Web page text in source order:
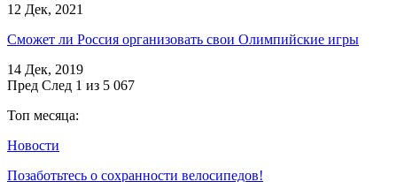
12 Дек, 2021
Сможет ли Россия организовать свои Олимпийские игры
14 Дек, 2019
Пред След 1 из 5 067
Топ месяца:
Новости
Позаботьтесь о сохранности велосипедов!